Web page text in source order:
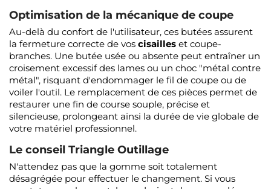
Optimisation de la mécanique de coupe
Au-delà du confort de l'utilisateur, ces butées assurent
la fermeture correcte de vos cisailles et coupe-
branches. Une butée usée ou absente peut entraîner un
croisement excessif des lames ou un choc "métal contre
métal", risquant d'endommager le fil de coupe ou de
voiler l'outil. Le remplacement de ces pièces permet de
restaurer une fin de course souple, précise et
silencieuse, prolongeant ainsi la durée de vie globale de
votre matériel professionnel.
Le conseil Triangle Outillage
N'attendez pas que la gomme soit totalement
désagrégée pour effectuer le changement. Si vous